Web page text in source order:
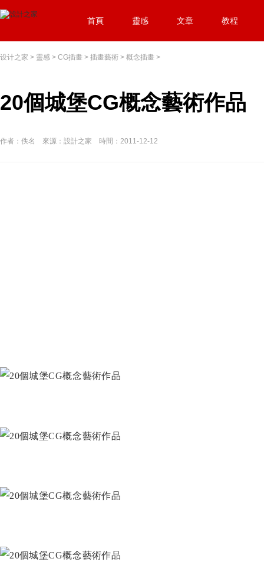
首頁 靈感 文章 教程
设计之家 > 靈感 > CG插畫 > 插畫藝術 > 概念插畫 >
20個城堡CG概念藝術作品
作者：佚名 來源：設計之家 時間：2011-12-12